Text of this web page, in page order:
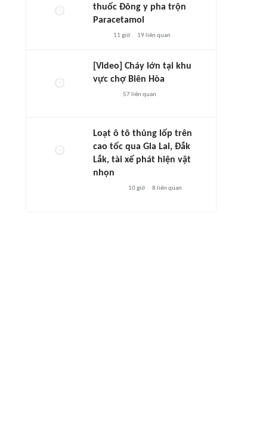
thuốc Đông y pha trộn
Paracetamol
11 giờ 19 liên quan
[Video] Cháy lớn tại khu
vực chợ Biên Hòa
57liên quan
Loạt ô tô thủng lốp trên
cao tốc qua Gia Lai, Đắk
Lắk, tài xế phát hiện vật
nhọn
10 giờ 8 liên quan